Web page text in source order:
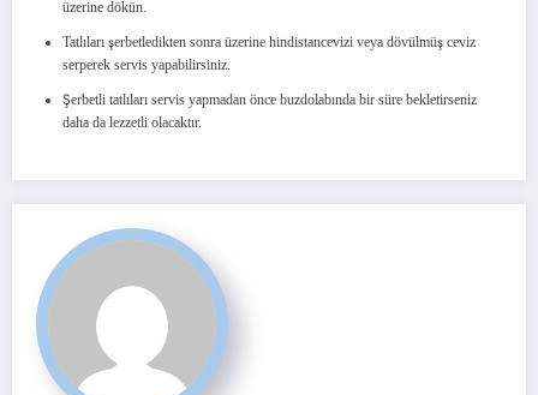
üzerine dökün.
Tatlıları şerbetledikten sonra üzerine hindistancevizi veya dövülmüş ceviz
serperek servis yapabilirsiniz.
Şerbetli tatlıları servis yapmadan önce buzdolabında bir süre bekletirseniz
daha da lezzetli olacaktır.